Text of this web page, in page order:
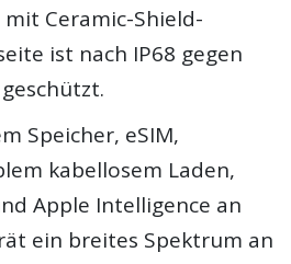
Ceramic-Shield-
ist nach IP68 gegen
Speicher, eSIM,
kabellosem Laden,
Apple Intelligence an
ein breites Spektrum an